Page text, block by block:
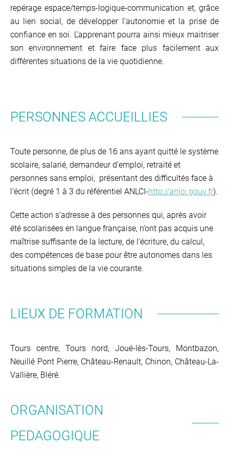
repérage espace/temps-logique-communication et, grâce
au lien social, de développer l’autonomie et la prise de
confiance en soi. L’apprenant pourra ainsi mieux maitriser
son environnement et faire face plus facilement aux
différentes situations de la vie quotidienne.
PERSONNES ACCUEILLIES
Toute personne, de plus de 16 ans ayant quitté le système
scolaire, salarié, demandeur d’emploi, retraité et
personnes sans emploi, présentant des difficultés face à
l’écrit (degré 1 à 3 du référentiel ANLCI-http://anlci.gouv.fr).
Cette action s’adresse à des personnes qui, après avoir
été scolarisées en langue française, n’ont pas acquis une
maîtrise suffisante de la lecture, de l’écriture, du calcul,
des compétences de base pour être autonomes dans les
situations simples de la vie courante.
LIEUX DE FORMATION
Tours centre, Tours nord, Joué-lès-Tours, Montbazon,
Neuillé Pont Pierre, Château-Renault, Chinon, Château-La-
Vallière, Bléré.
ORGANISATION
PEDAGOGIQUE